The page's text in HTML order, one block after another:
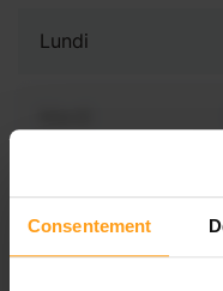
Consentement
Lundi
Mercredi